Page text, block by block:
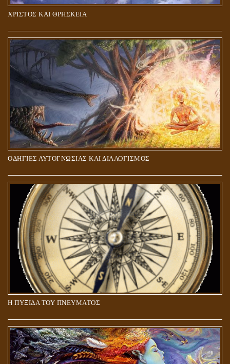
ΧΡΙΣΤΟΣ ΚΑΙ ΘΡΗΣΚΕΙΑ
ΟΔΗΓΙΕΣ ΑΥΤΟΓΝΩΣΙΑΣ ΚΑΙ ΔΙΑΛΟΓΙΣΜΟΣ
Η ΠΥΞΙΔΑ ΤΟΥ ΠΝΕΥΜΑΤΟΣ
ΠΟΙΟΙ ΕΠΙΛΕΓΟΥΝ ΤΟΝ ΔΡΟΜΟ ΤΗΣ ΑΛΗΘΕΙΑΣ;
5Η ΔΙΑΣΤΑΣΗ ΚΑΙ ΠΝΕΥΜΑΤΙΚΗ ΑΡΠΑΓΗ: ΔΥΟ ΔΙΑΦΟΡΕΤΙΚΕΣ
ΚΑΤΑΣΤΑΣΕΙΣ
ΑΠΟΣΤΟΛΟΣ ΠΑΥΛΟΣ: ΠΕΡΙ ΚΡΙΣΕΩΣ